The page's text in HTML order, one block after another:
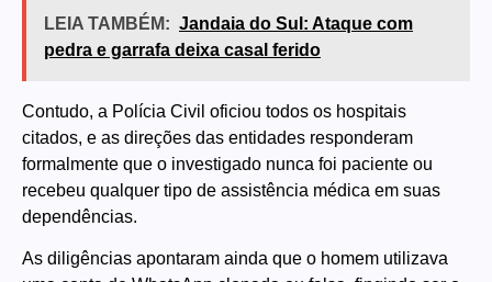
LEIA TAMBÉM: Jandaia do Sul: Ataque com
pedra e garrafa deixa casal ferido
Contudo, a Polícia Civil oficiou todos os hospitais
citados, e as direções das entidades responderam
formalmente que o investigado nunca foi paciente ou
recebeu qualquer tipo de assistência médica em suas
dependências.
As diligências apontaram ainda que o homem utilizava